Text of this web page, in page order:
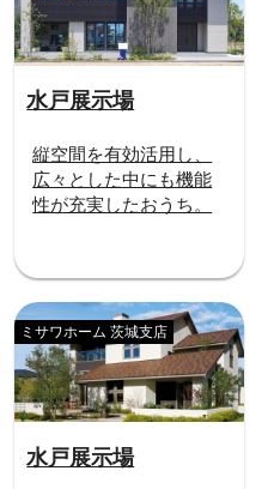
水戸展示場
縦空間を有効活用し、
広々とした中にも機能
性が充実したおうち。
水戸展示場
ミサワホーム 茨城支店